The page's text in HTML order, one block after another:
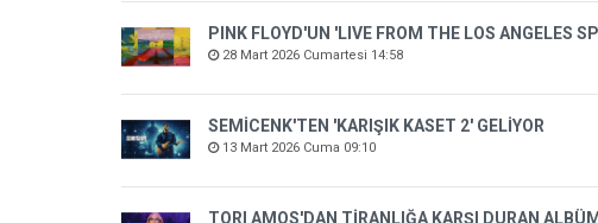
PINK FLOYD'UN 'LIVE FROM THE LOS ANGELES
28 Mart 2026 Cumartesi 14:58
SEMİCENK'TEN 'KARIŞIK KASET 2' GELİYOR
13 Mart 2026 Cuma 09:10
TORI AMOS'DAN TİRANLIĞA KARŞI DURAN